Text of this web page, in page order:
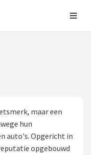
maar een
hun
auto's. Opgericht in
opgebouwd